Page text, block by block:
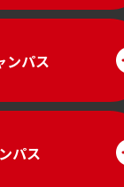
ンパス
パス